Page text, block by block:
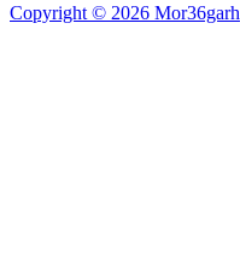
Copyright © 2026 Mor36garh